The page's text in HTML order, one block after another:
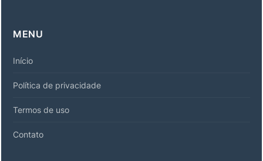
MENU
Início
Política de privacidade
Termos de uso
Contato